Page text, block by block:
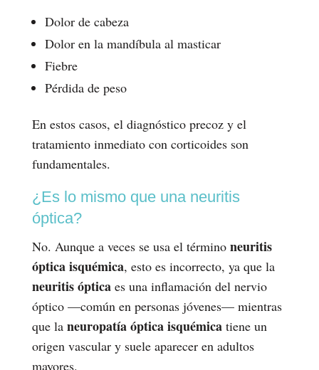
Dolor de cabeza
Dolor en la mandíbula al masticar
Fiebre
Pérdida de peso
En estos casos, el diagnóstico precoz y el
tratamiento inmediato con corticoides son
fundamentales.
¿Es lo mismo que una neuritis
óptica?
No. Aunque a veces se usa el término neuritis
óptica isquémica, esto es incorrecto, ya que la
neuritis ópticaes una inflamación del nervio
óptico —común en personas jóvenes— mientras
que la neuropatía óptica isquémicatiene un
origen vascular y suele aparecer en adultos
mayores.